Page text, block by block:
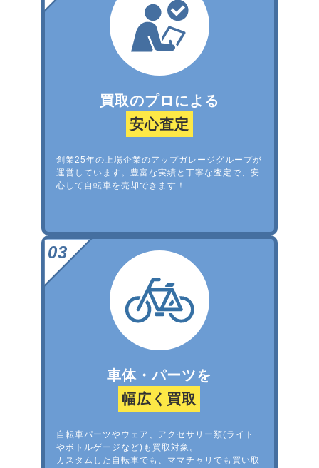
買取のプロによる
安心査定
創業25年の上場企業のアップガレージグループが
運営しています。豊富な実績と丁寧な査定で、安
心して自転車を売却できます！
車体・パーツを
幅広く買取
自転車パーツやウェア、アクセサリー類(ライト
やボトルゲージなど)も買取対象。
カスタムした自転車でも、ママチャリでも買い取